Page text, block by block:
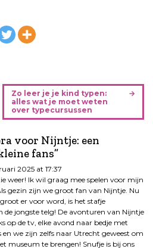
Zo leer je je kind typen:
alles wat je moet weten
over typecursussen
voor Nijntje: een
fans”
2025 at 17:37
weer! Ik wil graag mee spelen voor mijn
gezin zijn we groot fan van Nijntje. Nu
er voor word, is het stafje
de jongste telg! De avonturen van Nijntje
op de tv, elke avond naar bedje met
en we zijn zelfs naar Utrecht geweest om
museum te brengen! Snufje is bij ons